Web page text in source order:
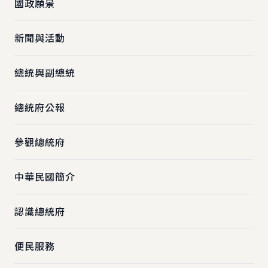
國政願景
新聞與活動
總統與副總統
總統府公報
參觀總統府
中華民國簡介
認識總統府
便民服務